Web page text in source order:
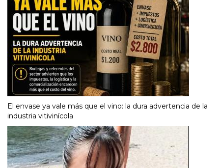
El envase ya vale más que el vino: la dura advertencia de la
industria vitivinícola